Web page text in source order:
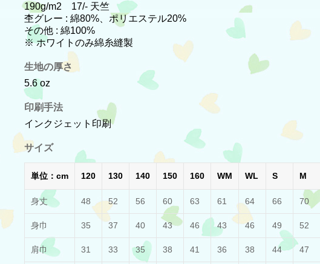
190g/m2 17/- 天竺
杢グレー : 綿80%、ポリエステル20%
その他 : 綿100%
※ ホワイトのみ綿糸縫製
生地の厚さ
5.6 oz
印刷手法
インクジェット印刷
サイズ
単位：cm 120 130 140 150 160 WM WL S M
身丈 48 52 56 60 63 61 64 66 70
身巾 35 37 40 43 46 43 46 49 52
肩巾 31 33 35 38 41 36 38 44 47